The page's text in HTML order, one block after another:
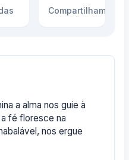
Compartilhamentos
a alma nos guie à
fé floresce na
nos ergue